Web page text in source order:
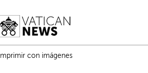
Imprimir con imágenes